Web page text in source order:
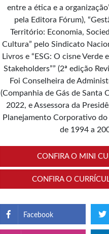
entre a ética e a
pela Editora Fórum),
Território: Economia,
Cultura” pelo Sindicato
Livros e “ESG: O cisne Verde
Stakeholders”” (2ª edição
Foi Conselheira de
(Companhia de Gás de Santa
2022, e Assessora da
Planejamento Corporativo do
de 1994 a
CONFIRA O MINI
CONFIRA O
Facebook